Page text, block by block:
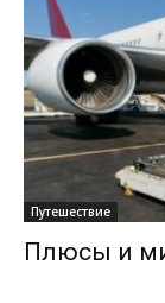
Путешествие
Плюсы и